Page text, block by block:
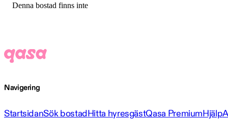
Denna bostad finns inte
Navigering
StartsidanSök bostadHitta hyresgästQasa PremiumHjälp